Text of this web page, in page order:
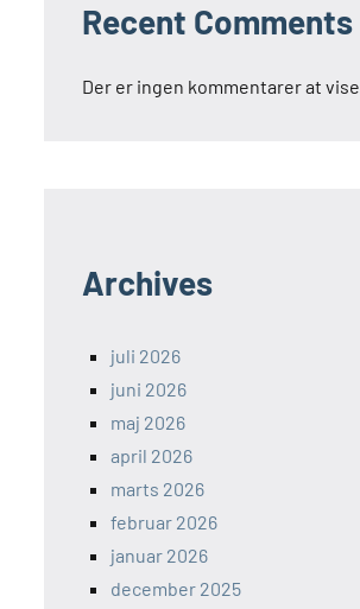
Recent Comments
Der er ingen kommentarer at vise.
Archives
juli 2026
juni 2026
maj 2026
april 2026
marts 2026
februar 2026
januar 2026
december 2025